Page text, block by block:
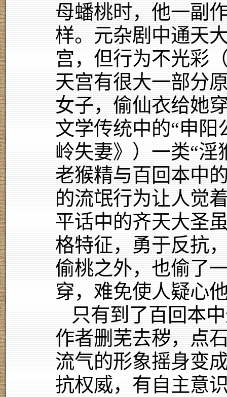
母蟠桃时，他一副
样。元杂剧中通天
宫，但行为不光彩
天宫有很大一部分
女子，偷仙衣给她
文学传统中的“申阳
岭失妻》）一类“淫
老猴精与百回本中
的流氓行为让人觉
平话中的齐天大圣
格特征，勇于反抗
偷桃之外，也偷了
穿，难免使人疑心
只有到了百回本
作者删芜去秽，点
流气的形象摇身变
抗权威，有自主意